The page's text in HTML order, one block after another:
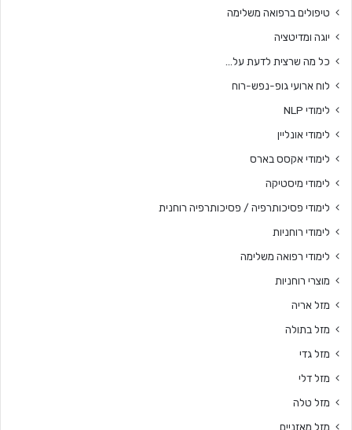
טיפולים ברפואה משלימה
יוגה ומדיטציה
כל מה שרצית לדעת על…
לוח ארועי גופ-נפש-רוח
לימודי NLP
לימודי אונליין
לימודי אקסס בארס
לימודי מיסטיקה
לימודי פסיכותרפיה / פסיכותרפיה רוחנית
לימודי רוחניות
לימודי רפואה משלימה
מוצרי רוחניות
מזל אריה
מזל בתולה
מזל גדי
מזל דלי
מזל טלה
מזל מאזניים